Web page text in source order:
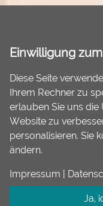
Einwilligung
Diese Seite
Ihrem Rechner zu
erlauben Sie uns
Website zu
personalisieren. Sie
ändern.
Impressum
Ja,